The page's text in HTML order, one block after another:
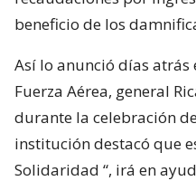
beneficio de los
Así lo anunció días atrás
Fuerza Aérea, general
durante la celebración
institución destacó que
Solidaridad “, irá en